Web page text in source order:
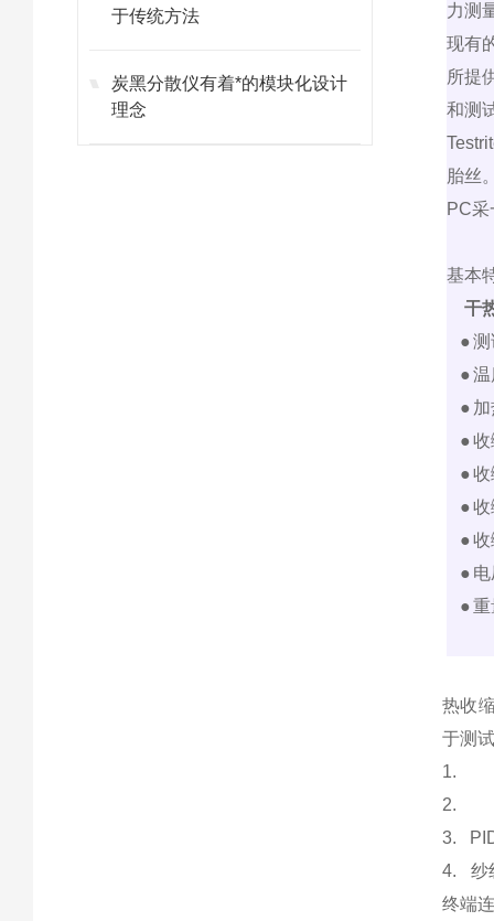
于传统方法
炭黑分散仪有着*的模块化设计
理念
力测
现有
所提
和测
胎丝
PC采
基本
干
●测
●温
●
●收
●收
●收
●收
●
●重
热收
于测
1. 实
2. 20
3.
4. 纱
终端